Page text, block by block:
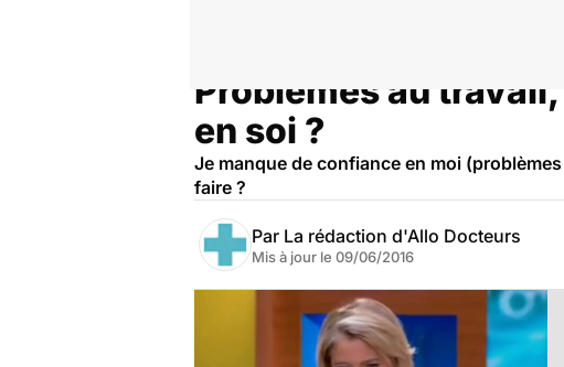
Problèmes au
en soi ?
Je manque de confiance en moi
faire ?
Par La rédaction d'Allo Docteurs
Mis à jour le 09/06/2016